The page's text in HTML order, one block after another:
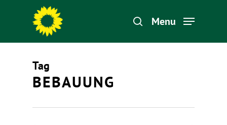
Hit enter to search or ESC to close
Menu
Tag
BEBAUUNG